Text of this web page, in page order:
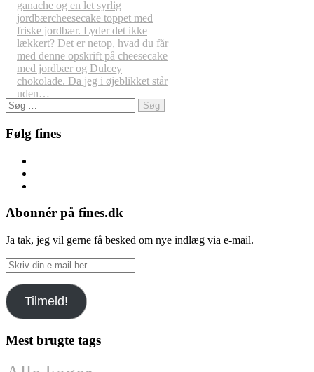
ganache og en let syrlig
jordbærcheesecake toppet med
friske jordbær. Lyder det ikke
lækkert? Det er netop, hvad du får
med denne opskrift på cheesecake
med jordbær og Dulcey
chokolade. Da jeg i øjeblikket står
uden…
Søg
efter:
Følg fines
Abonnér på fines.dk
Ja tak, jeg vil gerne få besked om nye indlæg via e-mail.
Skriv
din
e-
mail
her
Tilmeld!
Mest brugte tags